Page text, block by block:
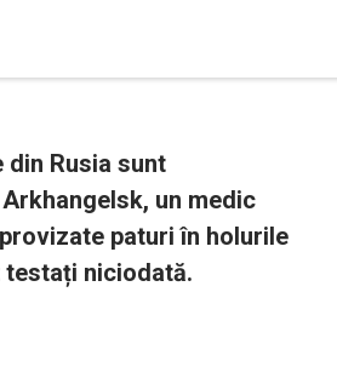
din Rusia sunt
un medic
paturi în holurile
niciodată.